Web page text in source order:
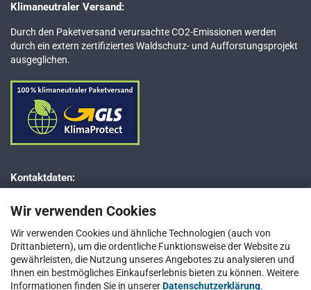
Wir verwenden Cookies
Wir verwenden Cookies und ähnliche Technologien (auch von
Drittanbietern), um die ordentliche Funktionsweise der Website zu
gewährleisten, die Nutzung unseres Angebotes zu analysieren und
Ihnen ein bestmögliches Einkaufserlebnis bieten zu können. Weitere
Informationen finden Sie in unsererDatenschutzerklärung.
Klimaneutraler Versand:
Durch den Paketversand verursachte CO2-Emissionen werden
durch ein extern zertifiziertes Waldschutz- und Aufforstungsprojekt
ausgeglichen.
Kontaktdaten:
Jägerweg 5–7
D-85521 Ottobrunn bei München
Telefon: +49 (0) 89 / 66 66 33 400
Telefax: +49 (0) 89 / 66 66 33 411
E-Mail:info@jesspumpen.de